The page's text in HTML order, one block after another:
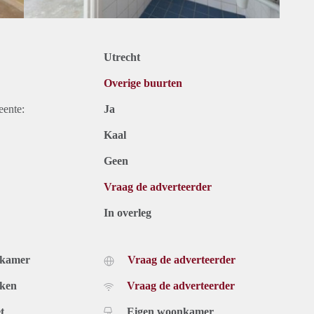
Utrecht
Overige buurten
Ja
Kaal
Geen
Vraag de adverteerder
In overleg
Vraag de adverteerder
Vraag de adverteerder